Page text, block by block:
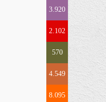
3.920
2.102
570
4.549
8.095